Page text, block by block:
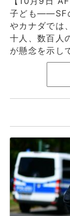
子ども――SF
やカナダでは
十人、数百人
が懸念を示し